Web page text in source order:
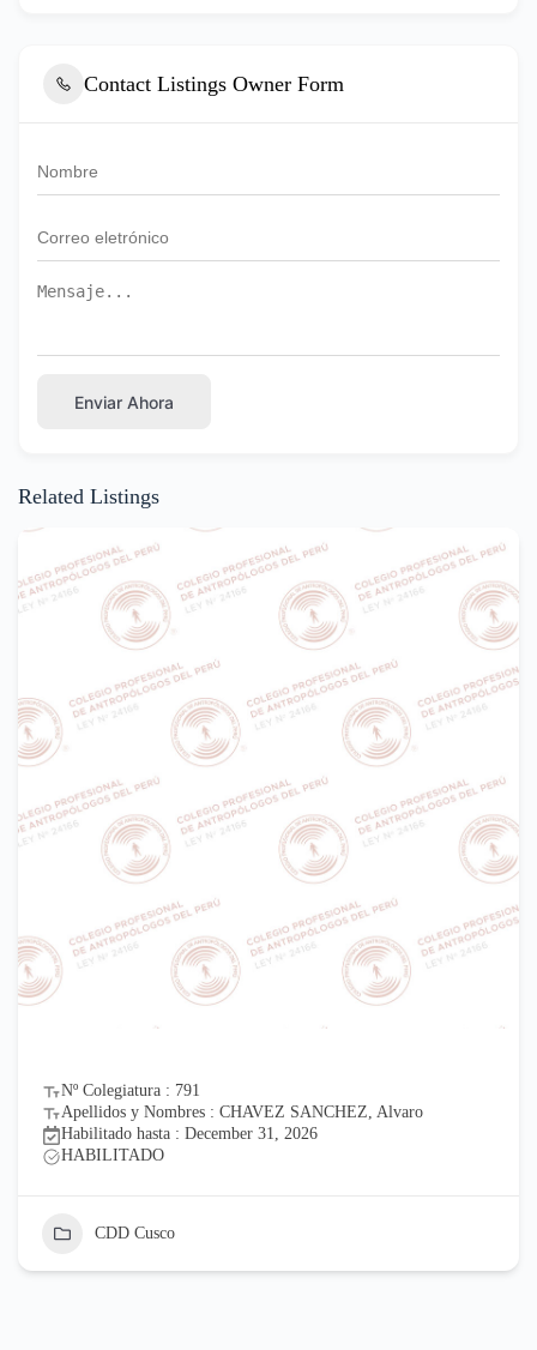
Contact Listings Owner Form
Enviar Ahora
Related Listings
Nº Colegiatura : 791
Apellidos y Nombres : CHAVEZ SANCHEZ, Alvaro
Habilitado hasta : December 31, 2026
HABILITADO
CDD Cusco